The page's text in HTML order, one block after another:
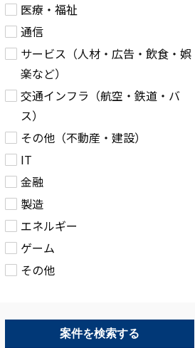
医療・福祉
通信
サービス（人材・広告・飲食・娯
楽など）
交通インフラ（航空・鉄道・バ
ス）
その他（不動産・建設）
IT
金融
製造
エネルギー
ゲーム
その他
案件を検索する